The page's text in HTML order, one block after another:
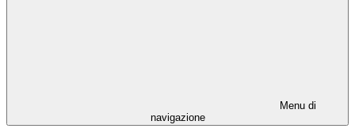
Menu di
navigazione